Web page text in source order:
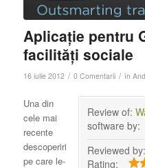
Aplicație pentru
facilități sociale
16 iulie 2012 / 0 Comentarii / în
Review of:
software by:
Reviewed by:
Rating:
Una din
cele mai
recente
descoperiri
pe care le-